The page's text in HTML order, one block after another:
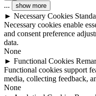
... show more
► Necessary Cookies
Necessary cookies enable
and consent preference
data.
None
► Functional Cookies
Functional cookies support
media, collecting feedback,
None